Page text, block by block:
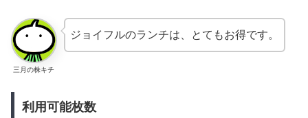
三月の株キチ
ジョイフルのランチは、とてもお得です。
利用可能枚数